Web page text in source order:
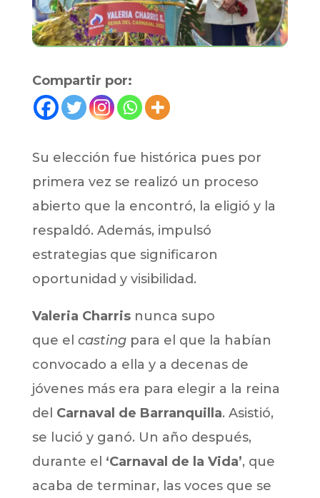
Compartir por:
Su elección fue histórica pues por
primera vez se realizó un proceso
abierto que la encontró, la eligió y la
respaldó. Además, impulsó
estrategias que significaron
oportunidad y visibilidad.
Valeria Charrisnunca supo
que el castingpara el que la habían
convocado a ella y a decenas de
jóvenes más era para elegir a la reina
del Carnaval de Barranquilla. Asistió,
se lució y ganó. Un año después,
durante el ‘Carnaval de la Vida’, que
acaba de terminar, las voces que se